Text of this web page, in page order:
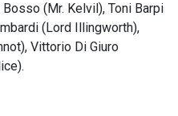
(Mr. Kelvil), Toni Barpi
(Lord Illingworth),
Vittorio Di Giuro